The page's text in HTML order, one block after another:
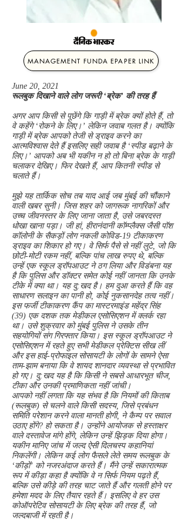
MANAGEMENT FUNDA EPAPER LINK
June 20, 2021
रूलबुक दिखाने वाले लोग जरूरी ‘ब्रेक’ की तरह हैं
अगर आप किसी से पूछेंगे कि गाड़ी में ब्रेक क्यों होते हैं, तो
वे कहेंगे ‘रोकने के लिए।’ लेकिन जवाब गलत है। क्योंकि
गाड़ी में ब्रेक आपको तेजी से ड्राइव करने का
आत्मविश्वास देते हैं इसलिए सही जवाब है ‘स्पीड बढ़ाने के
लिए।’ आपको अब भी यकीन न हो तो बिना ब्रेक के गाड़ी
चलाकर देखिए। फिर देखते हैं, आप कितनी स्पीड से
चलाते हैं।
मुझे यह तार्किक सोच तब याद आई जब मुंबई की चौंकाने
वाली खबर सुनी। जिस शहर को जागरूक नागरिकों और
उच्च जीवनस्तर के लिए जाना जाता है, उसे जबरदस्त
धोखा खाना पड़ा। जी हां, हीरानंदानी कॉम्प्लैक्स जैसी पॉश
कॉलोनी के सैकड़ों लोग नकली कोविड-19 टीकाकरण
ड्राइव का शिकार हो गए। वे सिर्फ पैसे से नहीं लुटे, जो कि
छोटी-मोटी रकम नहीं, बल्कि पांच लाख रुपए थे, बल्कि
उन्हें एक स्कूल ड्रॉपआउट ने ठग लिया और विडंबना यह
है कि पुलिस और डॉक्टर समेत कोई नहीं जानता कि उनके
टीके में क्या था। यह दु:खद है। हम दुआ करते हैं कि वह
साधारण सलाइन का पानी हो, कोई नुकसानदेह तत्व नहीं।
इस फर्जी टीकाकरण कैंप का मास्टरमाइंड महेंद्र सिंह
(39) एक दशक तक मेडीकल एसोसिएशन में क्लर्क रहा
था। उसे शुक्रवार को मुंबई पुलिस ने उसके तीन
सहयोगियों संग गिरफ्तार किया। इस स्कूल ड्रॉपआउट ने
एसोसिएशन में रहते हुए सभी मेडीकल प्रेक्टिस सीख लीं
और इस हाई-प्रोफाइल सोसायटी के लोगों के सामने ऐसा
ताम-झाम बनाया कि वे शायद शानदार व्यवस्था से प्रभावित
हो गए। दु:खद यह है कि किसी ने सबसे आधारभूत चीज,
टीका और उनकी प्रमाणिकता नहीं जांची।
आपको नहीं लगता कि यह संभव है कि नियमों की किताब
(रूलबुक) से चलने वाले किसी सदस्य, जिसे प्रबंधन
समिति परेशान करने वाला मानती होगी, ने कैम्प पर सवाल
उठाए होंगे? हो सकता है। उन्होंने आयोजक से हस्ताक्षर
वाले दस्तावेज मांगे होंगे, लेकिन उन्हें झिड़क दिया होगा।
यकीन मानिए जांच में जल्द ऐसी दिलचस्प कहानियां
निकलेंगी। लेकिन कई लोग फैसले लेते समय रूलबुक के
‘कीड़ों’ को नजरअंदाज करते हैं। मैंने उन्हें सकारात्मक
रूप में कीड़ा कहा है क्योंकि वे न सिर्फ नियम पढ़ते हैं,
बल्कि उसे कीड़े की तरह चाट जाते हैं और गलती होने पर
हमेशा मदद के लिए तैयार रहते हैं। इसलिए वे हर उस
कोऑपरेटिव सोसायटी के लिए ब्रेक की तरह हैं, जो
जल्दबाजी में रहती है।